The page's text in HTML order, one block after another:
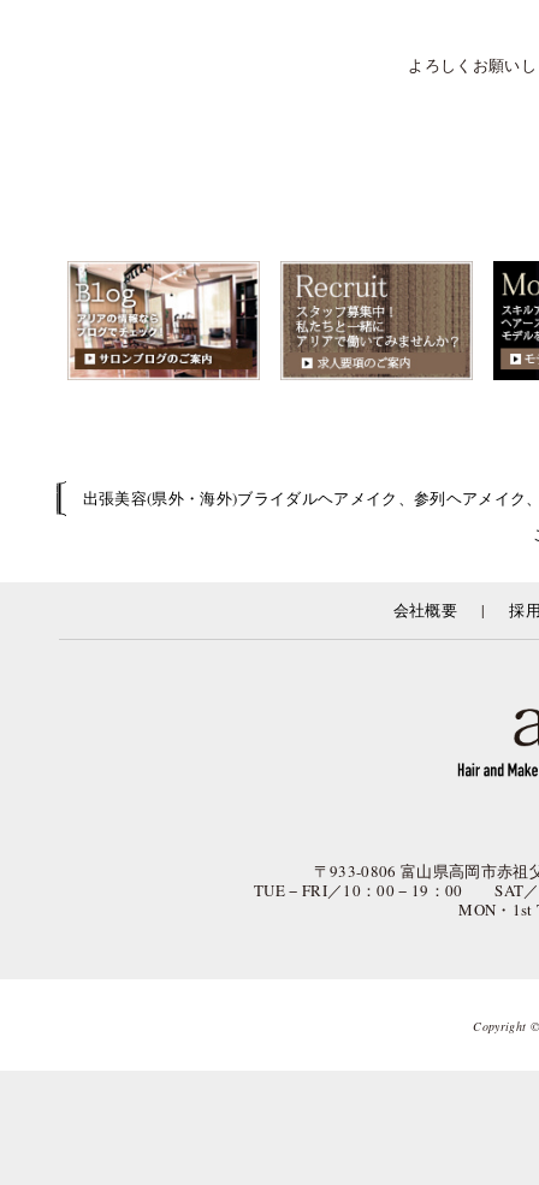
よろしくお願い
出張美容(県外・海外)ブライダルヘアメイク、参列ヘアメイ
会社概要 | 採
〒933-0806 富山県高岡市赤
TUE − FRI／10：00 − 19：00 SAT
MON・1st
Copyright